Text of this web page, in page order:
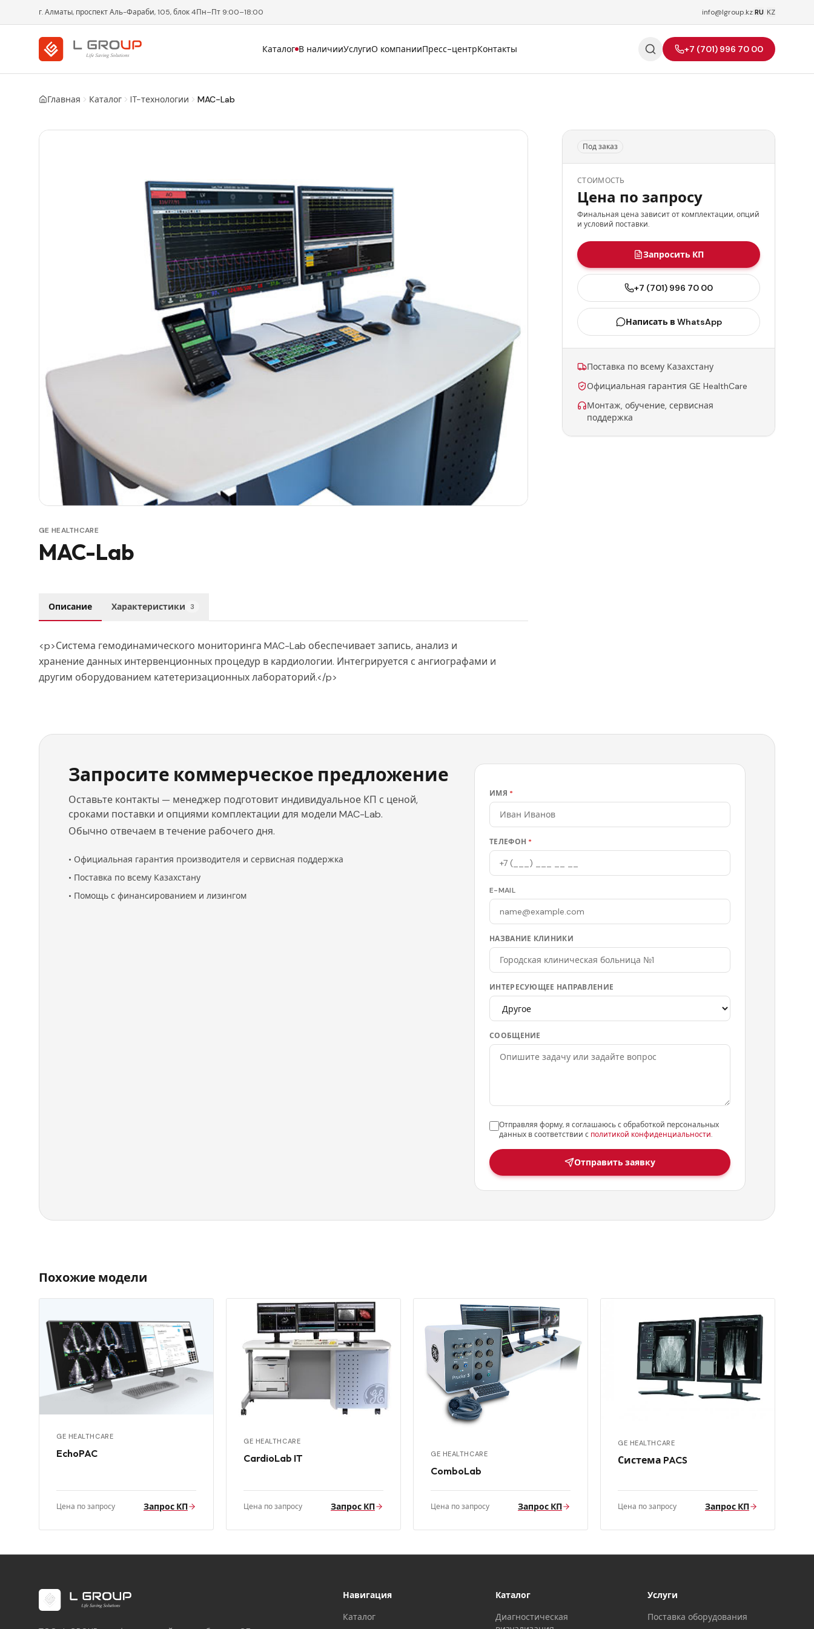
г. Алматы, проспект Аль-Фараби, 105, блок 4Пн–Пт 9:00–18:00 info@lgroup.kzRU KZ
Каталог В наличииУслугиО компанииПресс-центрКонтакты +7 (701) 996 70 00
Главная Каталог IT-технологии MAC-Lab
GE HEALTHCARE
MAC-Lab
Описание Характеристики 3
<p>Система гемодинамического мониторинга MAC-Lab обеспечивает запись, анализ и
хранение данных интервенционных процедур в кардиологии. Интегрируется с ангиографами и
другим оборудованием катетеризационных лабораторий.</p>
Под заказ
СТОИМОСТЬ
Цена по запросу
Финальная цена зависит от комплектации, опций
и условий поставки.
Запросить КП
+7 (701) 996 70 00
Написать в WhatsApp
Поставка по всему Казахстану
Официальная гарантия GE HealthCare
Монтаж, обучение, сервисная
поддержка
Запросите коммерческое предложение
Оставьте контакты — менеджер подготовит индивидуальное КП с ценой,
сроками поставки и опциями комплектации для модели MAC-Lab.
Обычно отвечаем в течение рабочего дня.
• Официальная гарантия производителя и сервисная поддержка
• Поставка по всему Казахстану
• Помощь с финансированием и лизингом
ИМЯ *
ТЕЛЕФОН *
E-MAIL
НАЗВАНИЕ КЛИНИКИ
ИНТЕРЕСУЮЩЕЕ НАПРАВЛЕНИЕ
СООБЩЕНИЕ
Отправляя форму, я соглашаюсь с обработкой персональных
данных в соответствии с политикой конфиденциальности.
Отправить заявку
Похожие модели
GE HEALTHCARE
EchoPAC
Цена по запросу Запрос КП
GE HEALTHCARE
CardioLab IT
Цена по запросу Запрос КП
GE HEALTHCARE
ComboLab
Цена по запросу Запрос КП
GE HEALTHCARE
Система PACS
Цена по запросу Запрос КП
Навигация
Каталог
Каталог
Диагностическая
Услуги
Поставка оборудования